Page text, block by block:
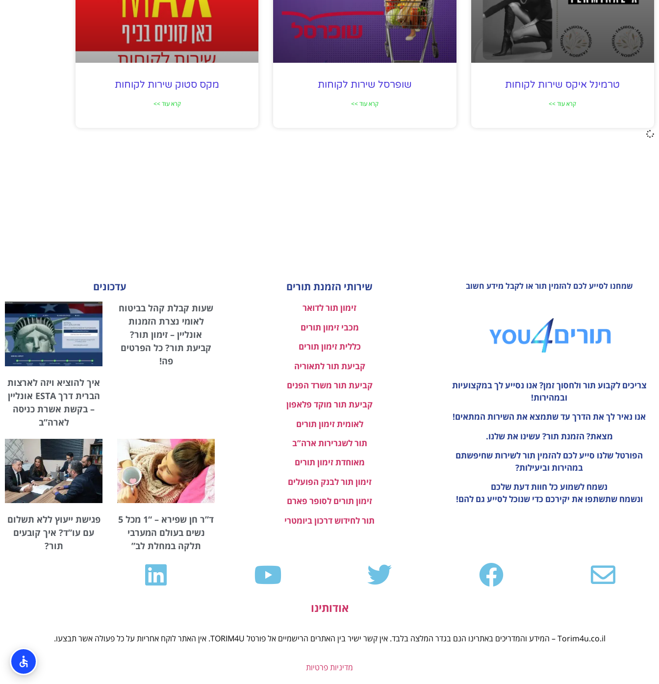
טרמינל איקס שירות לקוחות
קרא עוד >>
שופרסל שירות לקוחות
קרא עוד >>
מקס סטוק שירות לקוחות
קרא עוד >>
שמחנו לסייע לכם להזמין תור או לקבל מידע חשוב
צריכים לקבוע תור ולחסוך זמן? אנו נסייע לך במקצועיות
ובמהירות!
אנו נאיר לך את הדרך עד שתמצא את השירות המתאים!
מצאת? הזמנת תור? עשינו את שלנו.
הפורטל שלנו סייע לכם להזמין תור לשירות שחיפשתם
במהירות וביעילות?
נשמח לשמוע כל חוות דעתשלכם
ונשמח שתשתפו את יקירכם כדי שנוכל לסייע גם להם!
שירותי הזמנת תורים
זימון תור לדואר
מכבי זימון תורים
כללית זימון תורים
קביעת תור לתאוריה
קביעת תור משרד הפנים
קביעת תור מוקד פלאפון
לאומית זימון תורים
תור לשגרירות ארה”ב
מאוחדת זימון תורים
זימון תור לבנק הפועלים
זימון תורים לסופר פארם
תור לחידוש דרכון ביומטרי
עדכונים
שעות קבלת קהל בביטוח
לאומי נצרת הזמנות
אונליין – זימון תור?
קביעת תור? כל הפרטים
פה!
איך להוציא ויזה לארצות
הברית דרך ESTA אונליין
– בקשת אשרת כניסה
לארה”ב
ד”ר חן שפירא – “1 מכל 5
נשים בעולם המערבי
תלקה במחלת לב”
פגישת ייעוץ ללא תשלום
עם עו”ד? איך קובעים
תור?
אודותינו
Torim4u.co.il – המידע והמדריכים באתרינו הנם בגדר המלצה בלבד. אין קשר ישיר בין האתרים הרישמיים אל פורטל TORIM4U. אין האתר לוקח אחריות על כל פעולה אשר תבצעו.
מדיניות פרטיות